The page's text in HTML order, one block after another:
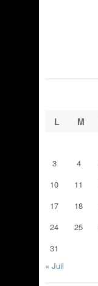
L
M
3
4
10
11
17
18
24
25
31
« Juil